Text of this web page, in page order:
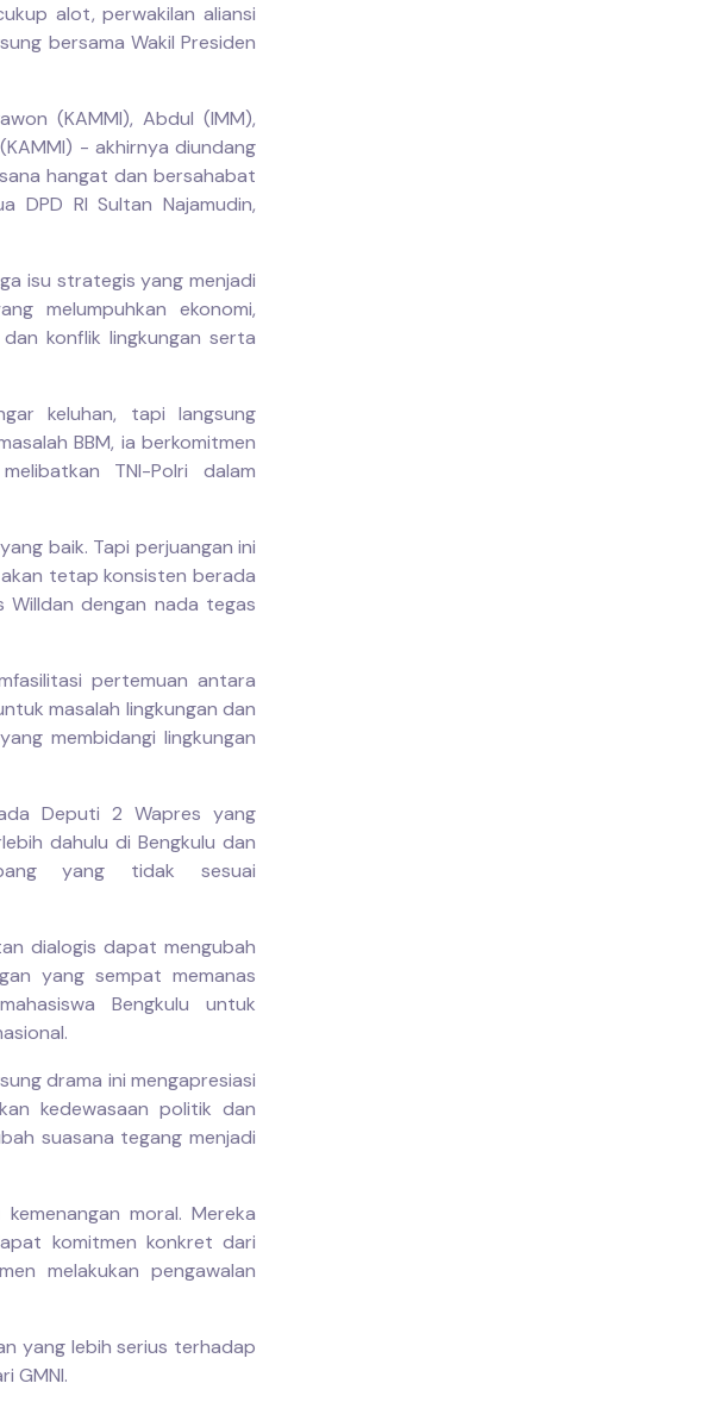
alot, perwakilan aliansi
bersama Wakil Presiden
(KAMMI), Abdul (IMM),
- akhirnya diundang
hangat dan bersahabat
RI Sultan Najamudin,
isu strategis yang menjadi
melumpuhkan ekonomi,
konflik lingkungan serta
keluhan, tapi langsung
BBM, ia berkomitmen
TNI-Polri dalam
baik. Tapi perjuangan ini
akan tetap konsisten berada
Willdan dengan nada tegas
pertemuan antara
masalah lingkungan dan
membidangi lingkungan
Deputi 2 Wapres yang
dahulu di Bengkulu dan
yang tidak sesuai
dialogis dapat mengubah
yang sempat memanas
Bengkulu untuk
drama ini mengapresiasi
kedewasaan politik dan
suasana tegang menjadi
moral. Mereka
komitmen konkret dari
melakukan pengawalan
yang lebih serius terhadap
GMNI.